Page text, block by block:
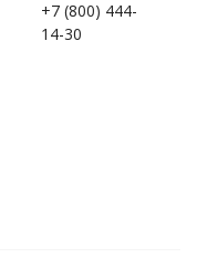
+7 (800) 444-
14-30